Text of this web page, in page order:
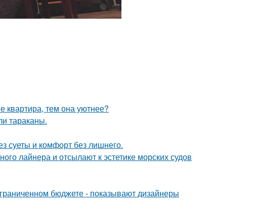
квартира, тем она уютнее?
тараканы.
суеты и комфорт без лишнего.
лайнера и отсылают к эстетике морских судов
бюджете - показывают дизайнеры